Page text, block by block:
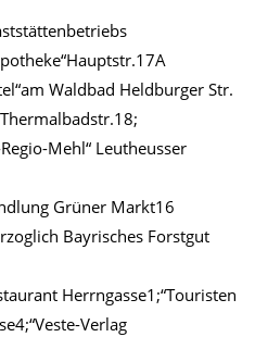
Waldbad Heldburger Str.
Mehl“ Leutheusser
Grüner Markt16
Bayrisches Forstgut
Herrngasse1;“Touristen
Verlag